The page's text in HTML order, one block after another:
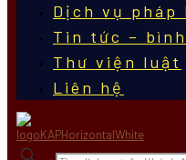
Dịch vụ pháp
Tin tức –
Thư viện luật
Liên hệ